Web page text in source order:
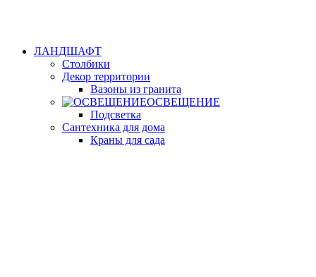
ЛАНДШАФТ
Столбики
Декор территории
Вазоны из гранита
ОСВЕЩЕНИЕ
Подсветка
Сантехника для дома
Краны для сада